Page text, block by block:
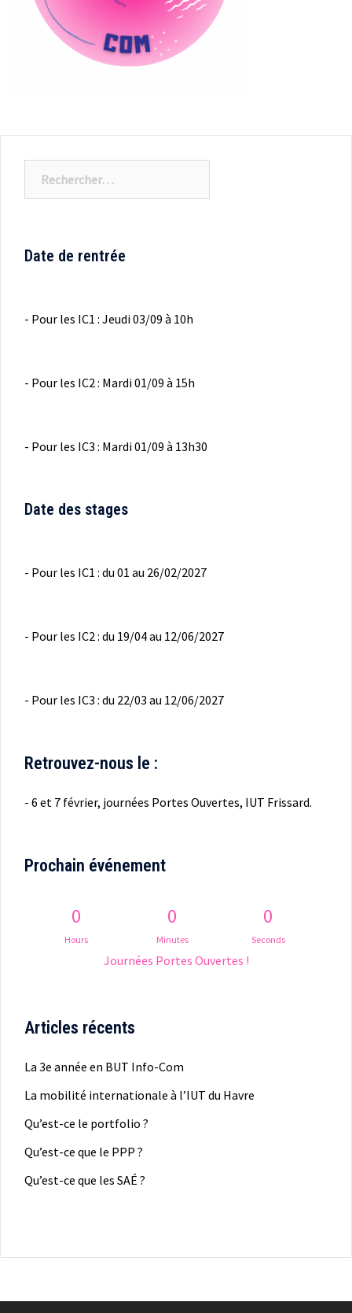
Date de rentrée
- Pour les IC1 : Jeudi 03/09 à 10h
- Pour les IC2 : Mardi 01/09 à 15h
- Pour les IC3 : Mardi 01/09 à 13h30
Date des stages
- Pour les IC1 : du 01 au 26/02/2027
- Pour les IC2 : du 19/04 au 12/06/2027
- Pour les IC3 : du 22/03 au 12/06/2027
Retrouvez-nous le :
- 6 et 7 février, journées Portes Ouvertes, IUT Frissard.
Prochain événement
0
Hours
0
Minutes
0
Seconds
Journées Portes Ouvertes !
Articles récents
La 3e année en BUT Info-Com
La mobilité internationale à l’IUT du Havre
Qu’est-ce le portfolio ?
Qu’est-ce que le PPP ?
Qu’est-ce que les SAÉ ?